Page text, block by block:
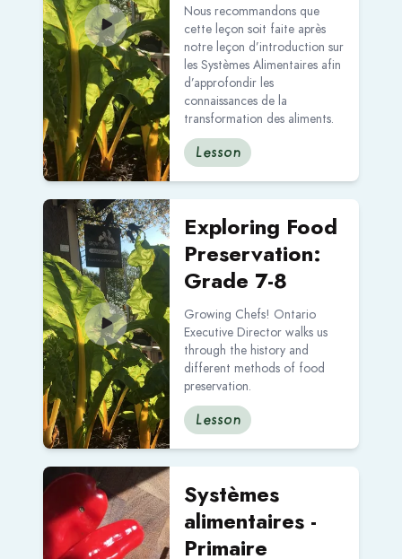
Nous recommandons que
cette leçon soit faite après
notre leçon d’introduction sur
les Systèmes Alimentaires afin
d’approfondir les
connaissances de la
transformation des aliments.
Lesson
Exploring Food
Preservation:
Grade 7-8
Growing Chefs! Ontario
Executive Director walks us
through the history and
different methods of food
preservation.
Lesson
Read more about Exploring Food Preservation:
Systèmes
alimentaires -
Primaire
Read more about Systèmes alimentaires - Primaire